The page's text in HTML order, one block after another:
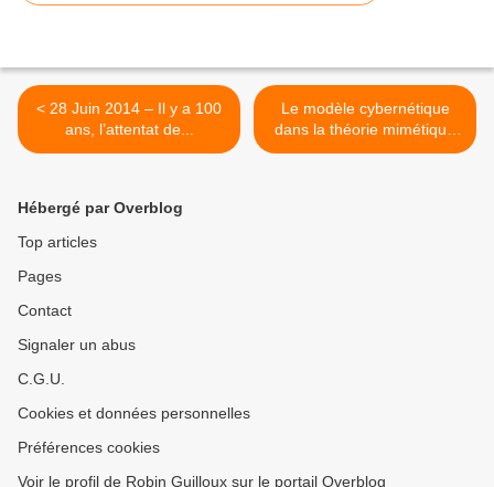
< 28 Juin 2014 – Il y a 100
ans, l’attentat de...
Le modèle cybernétique
dans la théorie mimétique
de René Girard >
Hébergé par Overblog
Top articles
Pages
Contact
Signaler un abus
C.G.U.
Cookies et données personnelles
Préférences cookies
Voir le profil de Robin Guilloux sur le portail Overblog